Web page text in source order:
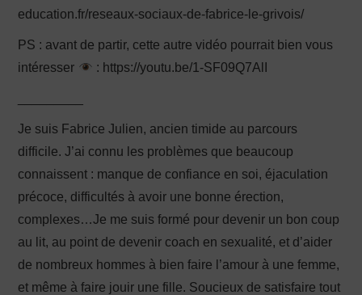
education.fr/reseaux-sociaux-de-fabrice-le-grivois/
PS : avant de partir, cette autre vidéo pourrait bien vous
intéresser
: https://youtu.be/1-SF09Q7AlI
Je suis Fabrice Julien, ancien timide au parcours
difficile. J’ai connu les problèmes que beaucoup
connaissent : manque de confiance en soi, éjaculation
précoce, difficultés à avoir une bonne érection,
complexes…Je me suis formé pour devenir un bon coup
au lit, au point de devenir coach en sexualité, et d’aider
de nombreux hommes à bien faire l’amour à une femme,
et même à faire jouir une fille. Soucieux de satisfaire tout